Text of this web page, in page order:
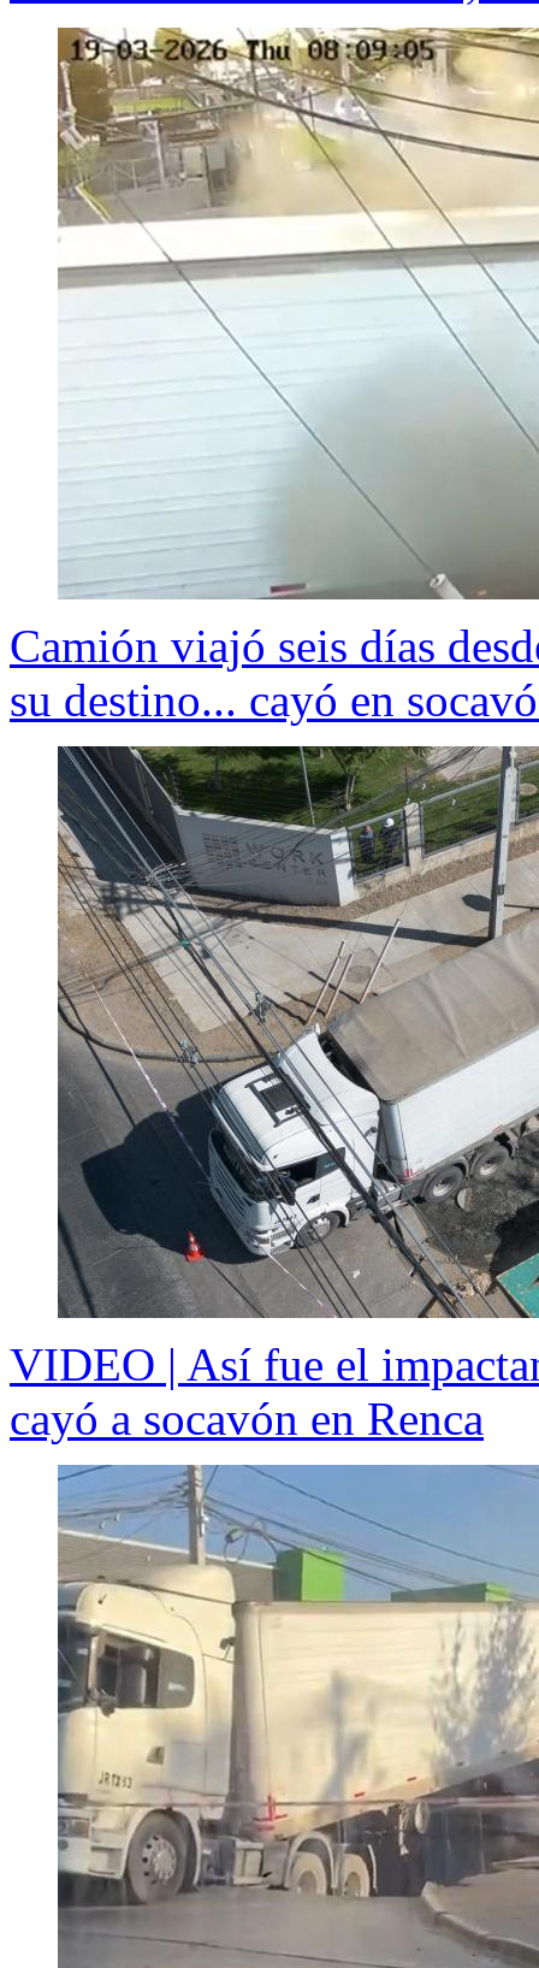
Camión viajó seis días
su destino... cayó en
VIDEO | Así fue el
cayó a socavón en Renca